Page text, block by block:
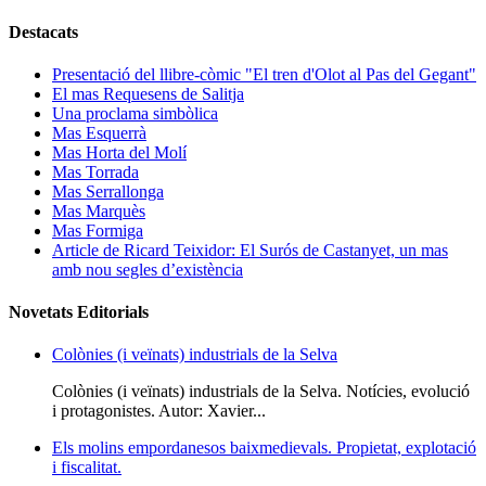
Destacats
Presentació del llibre-còmic "El tren d'Olot al Pas del Gegant"
El mas Requesens de Salitja
Una proclama simbòlica
Mas Esquerrà
Mas Horta del Molí
Mas Torrada
Mas Serrallonga
Mas Marquès
Mas Formiga
Article de Ricard Teixidor: El Surós de Castanyet, un mas
amb nou segles d’existència
Novetats Editorials
Colònies (i veïnats) industrials de la Selva
Colònies (i veïnats) industrials de la Selva. Notícies, evolució
i protagonistes. Autor: Xavier...
Els molins empordanesos baixmedievals. Propietat, explotació
i fiscalitat.